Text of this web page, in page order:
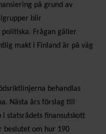
på grund av
blir
Frågan gäller
makt i Finland är på väg
behandlas
Nästa års förslag till
i statsrådets finansutskott
beslutet om hur 190